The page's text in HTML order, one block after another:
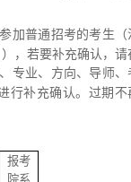
加普通招考的考生（
），若要补充确认，请
专业、方向、导师、
行补充确认。过期不
报考